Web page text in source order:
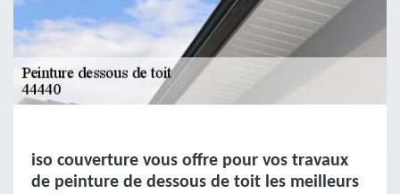
iso couverture vous offre pour vos travaux
de peinture de dessous de toit les meilleurs